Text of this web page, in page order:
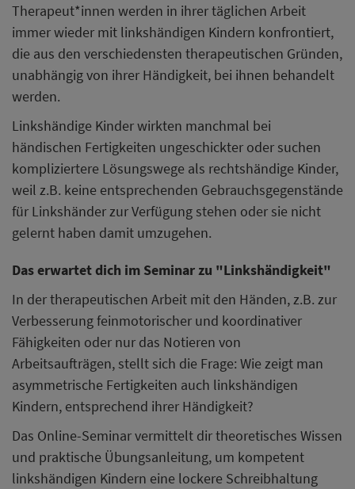
Therapeut*innen werden in ihrer täglichen Arbeit
immer wieder mit linkshändigen Kindern konfrontiert,
die aus den verschiedensten therapeutischen Gründen,
unabhängig von ihrer Händigkeit, bei ihnen behandelt
werden.
Linkshändige Kinder wirkten manchmal bei
händischen Fertigkeiten ungeschickter oder suchen
kompliziertere Lösungswege als rechtshändige Kinder,
weil z.B. keine entsprechenden Gebrauchsgegenstände
für Linkshänder zur Verfügung stehen oder sie nicht
gelernt haben damit umzugehen.
Das erwartet dich im Seminar zu "Linkshändigkeit"
In der therapeutischen Arbeit mit den Händen, z.B. zur
Verbesserung feinmotorischer und koordinativer
Fähigkeiten oder nur das Notieren von
Arbeitsaufträgen, stellt sich die Frage: Wie zeigt man
asymmetrische Fertigkeiten auch linkshändigen
Kindern, entsprechend ihrer Händigkeit?
Das Online-Seminar vermittelt dir theoretisches Wissen
und praktische Übungsanleitung, um kompetent
linkshändigen Kindern eine lockere Schreibhaltung